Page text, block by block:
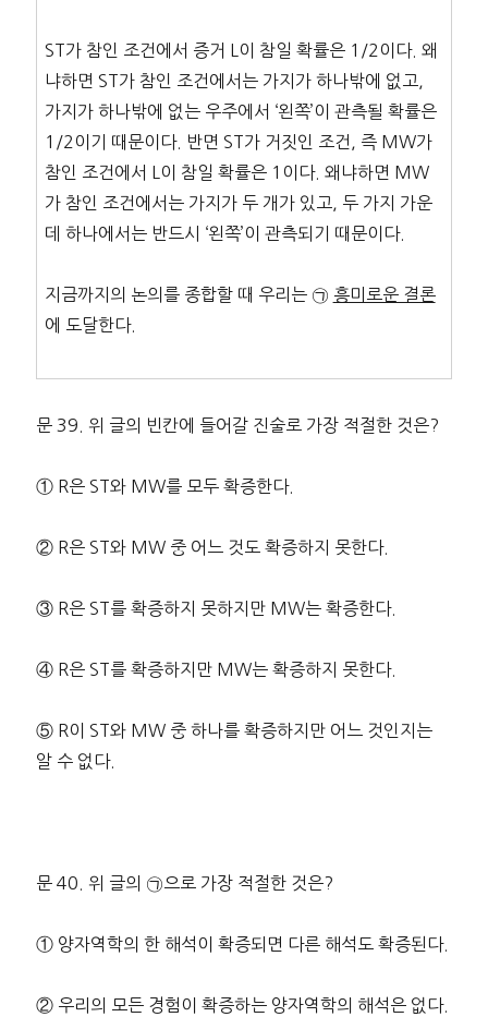
ST가 참인 조건에서 증거 L이 참일 확률은 1/2이다. 왜
냐하면 ST가 참인 조건에서는 가지가 하나밖에 없고,
가지가 하나밖에 없는 우주에서 ‘왼쪽’이 관측될 확률은
1/2이기 때문이다. 반면 ST가 거짓인 조건, 즉 MW가
참인 조건에서 L이 참일 확률은 1이다. 왜냐하면 MW
가 참인 조건에서는 가지가 두 개가 있고, 두 가지 가운
데 하나에서는 반드시 ‘왼쪽’이 관측되기 때문이다.
지금까지의 논의를 종합할 때 우리는 ㉠ 흥미로운 결론
에 도달한다.
문 39. 위 글의 빈칸에 들어갈 진술로 가장 적절한 것은?
① R은 ST와 MW를 모두 확증한다.
② R은 ST와 MW 중 어느 것도 확증하지 못한다.
③ R은 ST를 확증하지 못하지만 MW는 확증한다.
④ R은 ST를 확증하지만 MW는 확증하지 못한다.
⑤ R이 ST와 MW 중 하나를 확증하지만 어느 것인지는
알 수 없다.
문 40. 위 글의 ㉠으로 가장 적절한 것은?
① 양자역학의 한 해석이 확증되면 다른 해석도 확증된다.
② 우리의 모든 경험이 확증하는 양자역학의 해석은 없다.